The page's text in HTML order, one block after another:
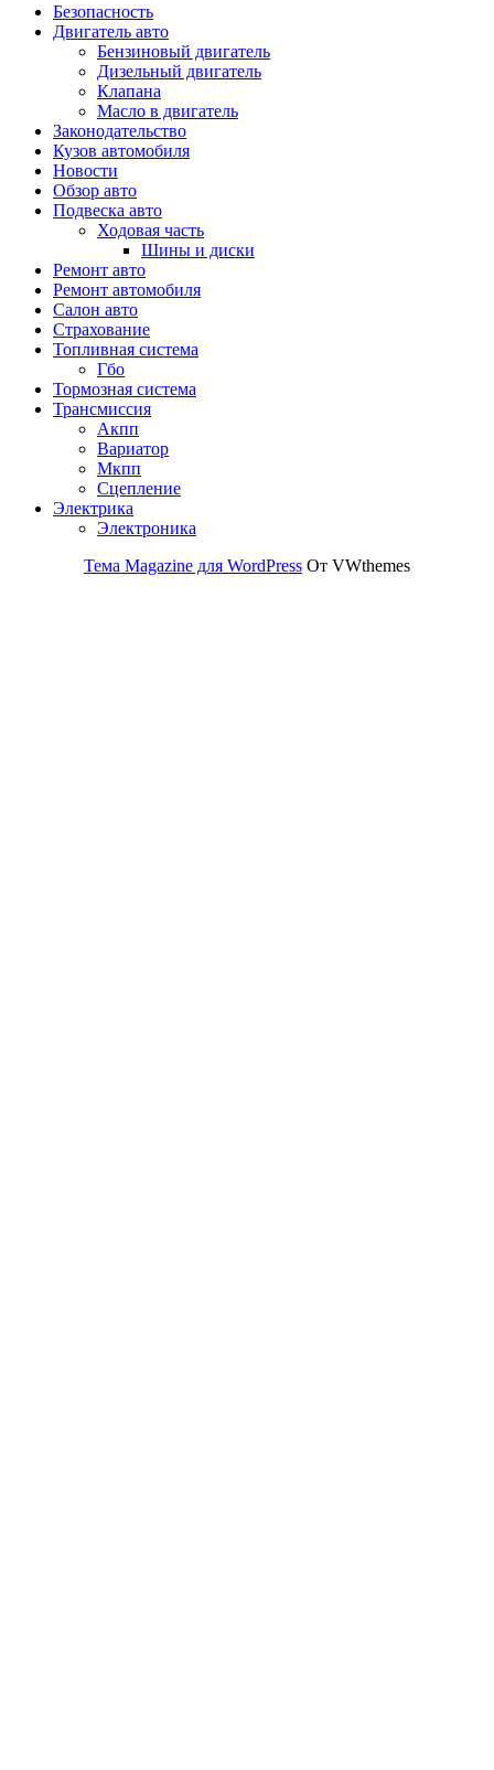
Безопасность
Двигатель авто
Бензиновый двигатель
Дизельный двигатель
Клапана
Масло в двигатель
Законодательство
Кузов автомобиля
Новости
Обзор авто
Подвеска авто
Ходовая часть
Шины и диски
Ремонт авто
Ремонт автомобиля
Салон авто
Страхование
Топливная система
Гбо
Тормозная система
Трансмиссия
Акпп
Вариатор
Мкпп
Сцепление
Электрика
Электроника
Тема Magazine для WordPress От VWthemes